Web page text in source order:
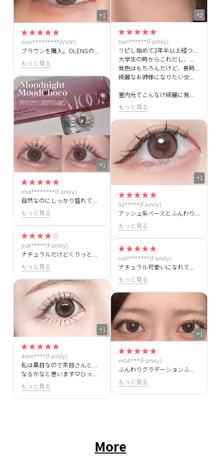
+1
mim*********(VVIP)
もっと見る
+1
ima********(Family)
もっと見る
yuk*****(Family)
もっと見る
+1
4em****(Family)
私は黒目なので茶目さんと比べると発色しやすさと変化はよりわかります！茶目さんがつけるとよりナチュラルに
なるかなと思います♡ひっそりデカ目を仕込みたい時に愛用してます♪
もっと見る
+2
han******(Family)
大学生の時からこれだし、社会人2年目だけど、会社でも1度も派手だとかも言われず、むしろ目の色綺麗！「カラコンです〜笑笑」っていう感じの会話で元から綺麗な目アピもちゃっかりできちゃうナチュラルだけど、しっかり発色してくれるカラコン✨️
発色はもちろんだけど、長時間PC作業してても目の乾きを感じることはほとんどないし、プライベートの写真でも何時でも盛れる！！
綺麗なお姉様になりたい女の子たちみんなこれをこぞって使うといいわよ💖
室内光でこんなけ綺麗に発色してるから、実際はもっと綺麗！フチがハッキリしてるわけじゃないけど、つけたら実物よりもしっかり目にあってくれる！
もっと見る
+1
lis*****(Family)
もっと見る
nah*******(Family)
もっと見る
+1
m04***(Family)
ふんわりグラデーションふちでとても可愛いです💞
もっと見る
More